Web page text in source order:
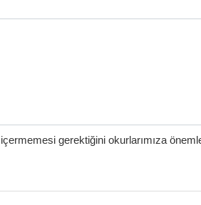
gerektiğini okurlarımıza önemle